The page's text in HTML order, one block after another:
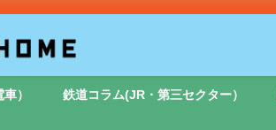
） 鉄道コラム(JR・第三セクター）